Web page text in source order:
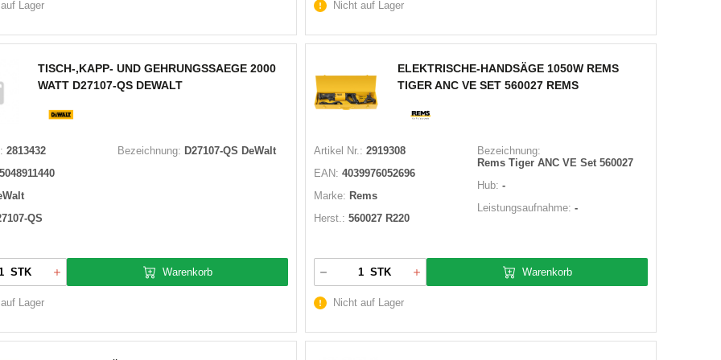
Lager Nicht auf Lager
TISCH-,KAPP- UND GEHRUNGSSAEGE 2000
WATT D27107-QS DEWALT
2813432
QS
Bezeichnung: D27107-QS DeWalt
STK Warenkorb
Lager
ELEKTRISCHE-HANDSÄGE 1050W REMS
TIGER ANC VE SET 560027 REMS
Artikel Nr.: 2919308
EAN: 4039976052696
Marke: Rems
Herst.: 560027 R220
Bezeichnung:
Rems Tiger ANC VE Set 560027
Hub: -
Leistungsaufnahme: -
STK Warenkorb
Nicht auf Lager